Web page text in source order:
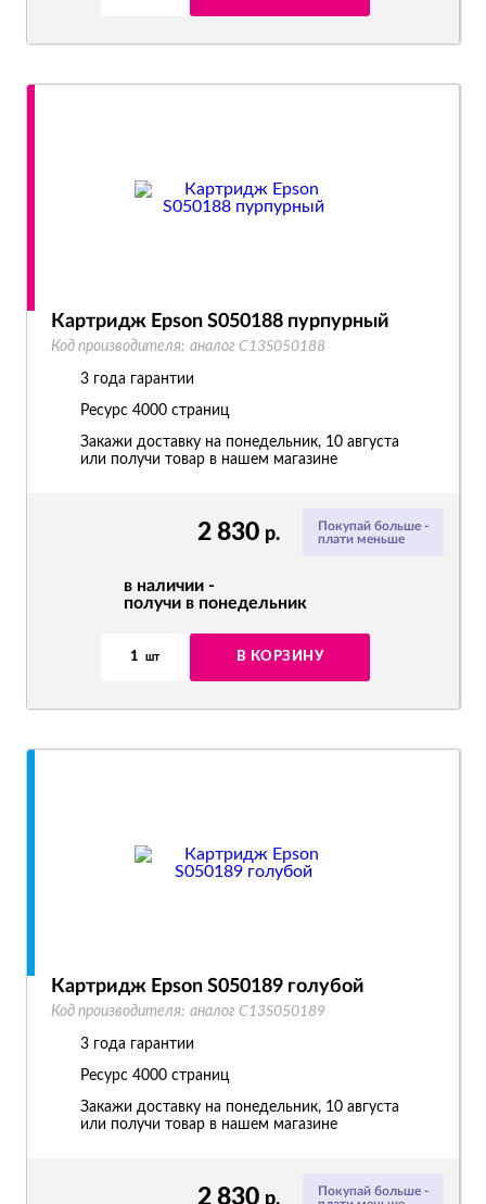
Покупай больше -
плати меньше
2 830 р.
в наличии -
получи в понедельник
1 шт В КОРЗИНУ
Картридж Epson S050188 пурпурный
Код производителя: аналог C13S050188
3 года гарантии
Ресурс 4000 страниц
Закажи доставку на понедельник, 10 августа
или получи товар в нашем магазине
Покупай больше -
2 830 р.
Картридж Epson S050189 голубой
Код производителя: аналог C13S050189
3 года гарантии
Ресурс 4000 страниц
Закажи доставку на понедельник, 10 августа
или получи товар в нашем магазине